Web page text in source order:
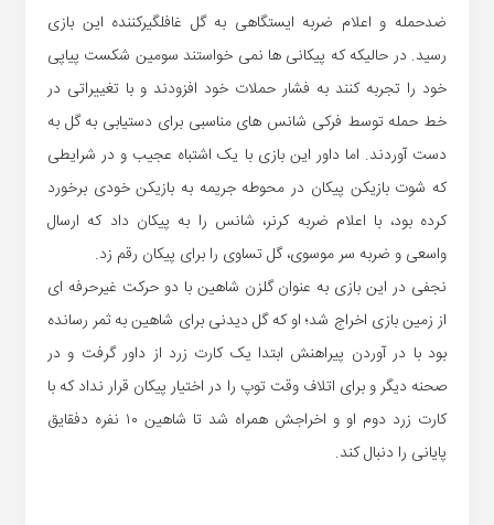
ضدحمله و اعلام ضربه ایستگاهی به گل غافلگیرکننده این بازی
رسید. در حالیکه که پیکانی ها نمی خواستند سومین شکست پیاپی
خود را تجربه کنند به فشار حملات خود افزودند و با تغییراتی در
خط حمله توسط فرکی شانس های مناسبی برای دستیابی به گل به
دست آوردند. اما داور این بازی با یک اشتباه عجیب و در شرایطی
که شوت بازیکن پیکان در محوطه جریمه به بازیکن خودی برخورد
کرده بود، با اعلام ضربه کرنر، شانس را به پیکان داد که ارسال
واسعی و ضربه سر موسوی، گل تساوی را برای پیکان رقم زد.
نجفی در این بازی به عنوان گلزن شاهین با دو حرکت غیرحرفه ای
از زمین بازی اخراج شد؛ او که گل دیدنی برای شاهین به ثمر رسانده
بود با در آوردن پیراهنش ابتدا یک کارت زرد از داور گرفت و در
صحنه دیگر و برای اتلاف وقت توپ را در اختیار پیکان قرار نداد که با
کارت زرد دوم او و اخراجش همراه شد تا شاهین ۱۰ نفره دفقایق
پایانی را دنبال کند.